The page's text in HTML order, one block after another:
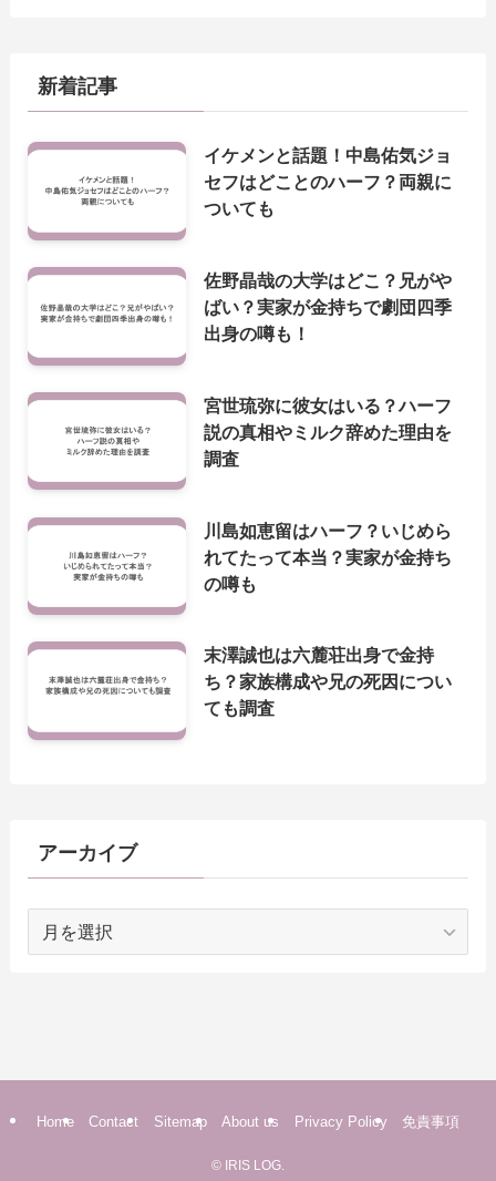
新着記事
イケメンと話題！中島佑気ジョ
セフはどことのハーフ？両親に
ついても
佐野晶哉の大学はどこ？兄がや
ばい？実家が金持ちで劇団四季
出身の噂も！
宮世琉弥に彼女はいる？ハーフ
説の真相やミルク辞めた理由を
調査
川島如恵留はハーフ？いじめら
れてたって本当？実家が金持ち
の噂も
末澤誠也は六麓荘出身で金持
ち？家族構成や兄の死因につい
ても調査
アーカイブ
Home Contact Sitemap About us Privacy Policy 免責事項
© IRIS LOG.